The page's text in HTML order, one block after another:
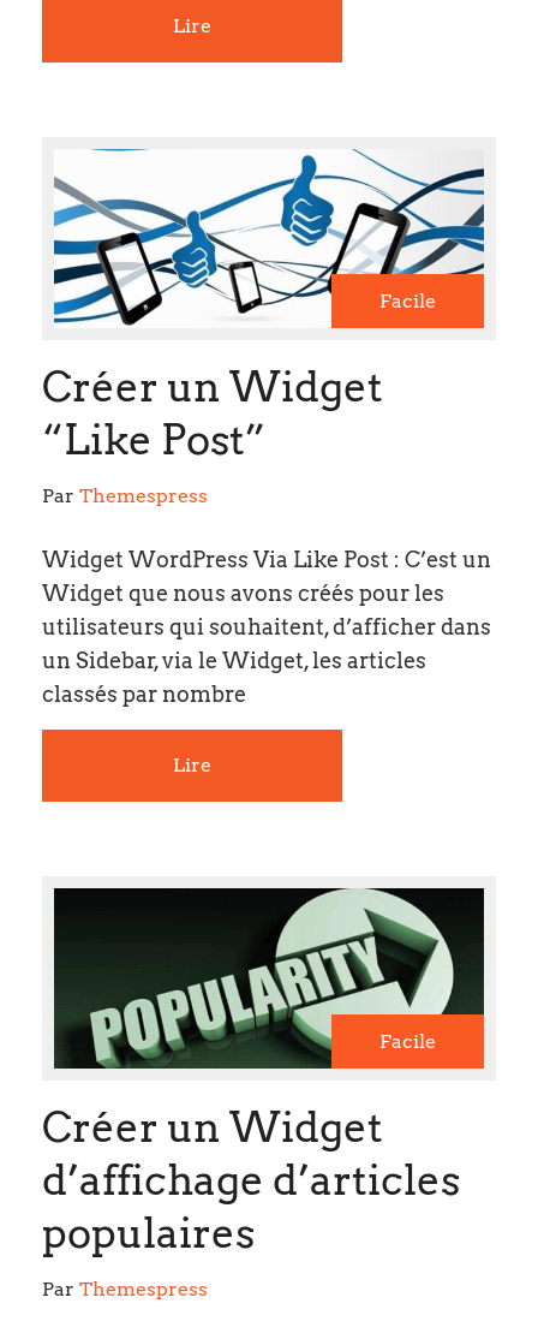
Lire
Facile
Créer un Widget
“Like Post”
Par Themespress
Widget WordPress Via Like Post : C’est un
Widget que nous avons créés pour les
utilisateurs qui souhaitent, d’afficher dans
un Sidebar, via le Widget, les articles
classés par nombre
Lire
Facile
Créer un Widget
d’affichage d’articles
populaires
Par Themespress